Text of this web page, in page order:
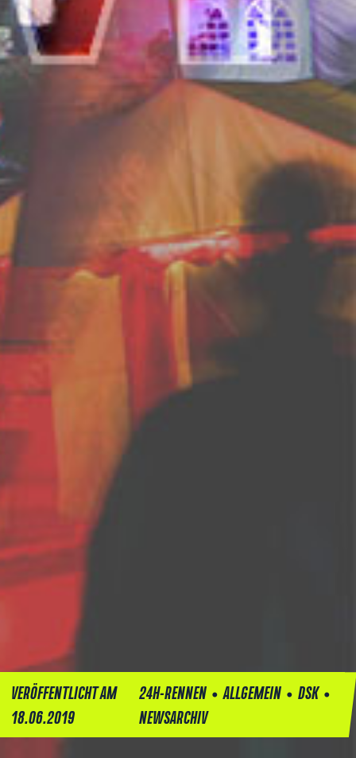
VERÖFFENTLICHT AM
18.06.2019
24H-RENNEN •ALLGEMEIN •DSK•
NEWSARCHIV